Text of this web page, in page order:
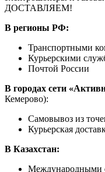
ДОСТАВЛЯЕМ!
В регионы РФ:
Транспортными
Курьерскими
Почтой России
В городах сети
Кемерово):
Самовывоз из
Курьерская
В Казахстан:
Международными